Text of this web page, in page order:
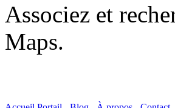
Associez et
Maps.